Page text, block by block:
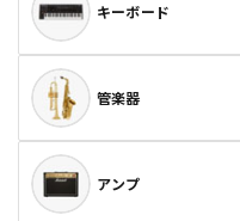
キーボード
管楽器
アンプ